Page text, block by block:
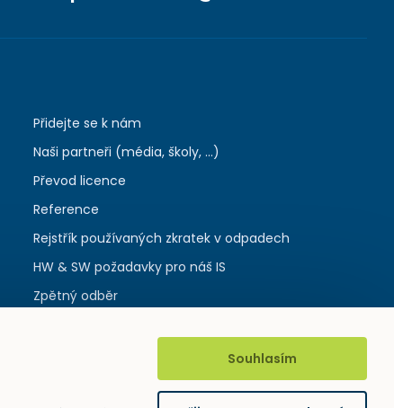
Přidejte se k nám
Naši partneři (média, školy, ...)
Převod licence
Reference
Rejstřík používaných zkratek v odpadech
HW & SW požadavky pro náš IS
Zpětný odběr
Souhlasím